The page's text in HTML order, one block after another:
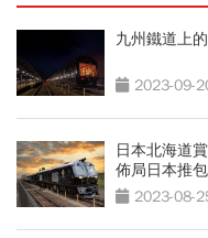
九州鐵道上
2023-09-
日本北海道
佈局日本推
2023-08-